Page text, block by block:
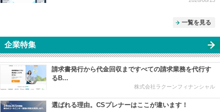
一覧を見る
企業特集
請求書発行から代金回収まですべての請求業務を代行す
るB...
株式会社ラクーンフィナンシャル
選ばれる理由。CSプレナーはここが違います！